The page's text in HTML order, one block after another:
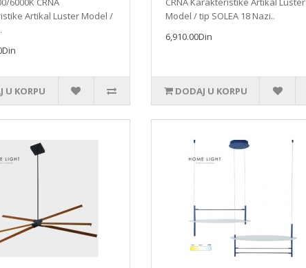
Artikal Luster Model /
U KORPU
Model / tip SOLEA 18 Nazi..
6,910.00Din
DODAJ U KORPU